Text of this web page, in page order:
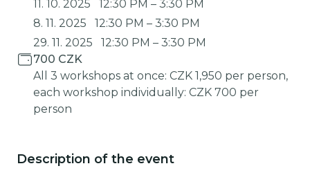
11. 10. 2025
12:30 PM – 3:30 PM
8. 11. 2025
12:30 PM – 3:30 PM
29. 11. 2025
12:30 PM – 3:30 PM
700 CZK
All 3 workshops at once: CZK 1,950 per person,
each workshop individually: CZK 700 per
person
Description of the event